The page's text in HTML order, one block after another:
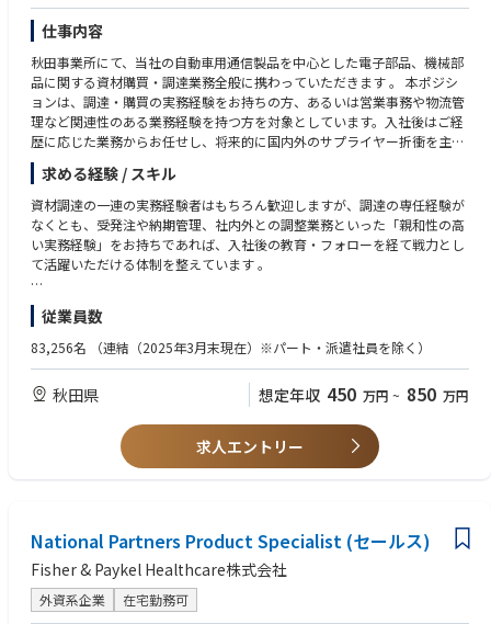
仕事内容
秋田事業所にて、当社の自動車用通信製品を中心とした電子部品、機械部
品に関する資材購買・調達業務全般に携わっていただきます 。 本ポジシ
ョンは、調達・購買の実務経験をお持ちの方、あるいは営業事務や物流管
理など関連性のある業務経験を持つ方を対象としています。入社後はご経
歴に応じた業務からお任せし、将来的に国内外のサプライヤー折衝を主導
できる中核メンバーへとステップアップできるよう、中長期的なキャリア
形成をフォローします 。
≪具体的な業務内容≫
・既存・新規サプライヤーに対するソーシング業務（選定、見積取得、価
格交渉）および発注管理
・生産計画に基づく電子部品・機械部品の発注手続き、納期調整、および
・社内関連部署と連携した、量産および試作段階における部材仕様・調達
条件の整理
・品質・コスト・安定供給の観点からの調達条件の最適化および継続的な
・海外拠点や海外サプライヤーとの英語を用いた実務コミュニケーション
※海外出張、海外赴任の可能性がございます。
ィ社会（自動運転やコネクテッドカーなど）に不可欠な重要パーツです。
秋田に働く拠点を置きながら、自分が調達条件を整えた部品が世界中を走
る自動車に搭載されていく、モノづくりの大きな社会的貢献度とインパク
トをダイレクトに実感できます。
求める経験 / スキル
資材調達の一連の実務経験者はもちろん歓迎しますが、調達の専任経験が
なくとも、受発注や納期管理、社内外との調整業務といった「親和性の高
い実務経験」をお持ちであれば、入社後の教育・フォローを経て戦力とし
て活躍いただける体制を整えています 。
＜必須要件＞
・基本的なPC操作スキル（Excel、Word、PowerPointの実務入力レベ
ル）
ヤーなどの実務経験（業界不問）
・生産管理、営業事務、物流・手配業務など、社内外との「納期調整」や
「受発注管理」に関わる実務経験
＜推奨要件（あれば尚可）＞
従業員数
83,256名 （連結（2025年3月末現在）※パート・派遣社員を除く）
秋田県 想定年収 450 万円 ~ 850 万円
求人エントリー
National Partners Product Specialist (セールス)
Fisher & Paykel Healthcare株式会社
外資系企業 在宅勤務可